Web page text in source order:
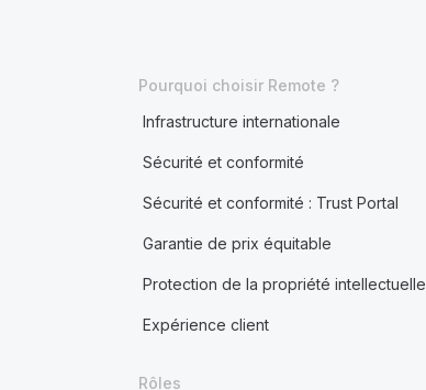
Pourquoi choisir Remote ?
Infrastructure internationale
Sécurité et conformité
Sécurité et conformité : Trust Portal
Garantie de prix équitable
Protection de la propriété intellectuelle
Expérience client
Rôles